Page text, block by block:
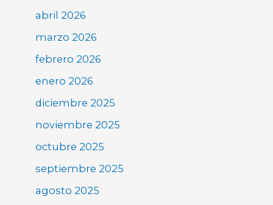
abril 2026
marzo 2026
febrero 2026
enero 2026
diciembre 2025
noviembre 2025
octubre 2025
septiembre 2025
agosto 2025